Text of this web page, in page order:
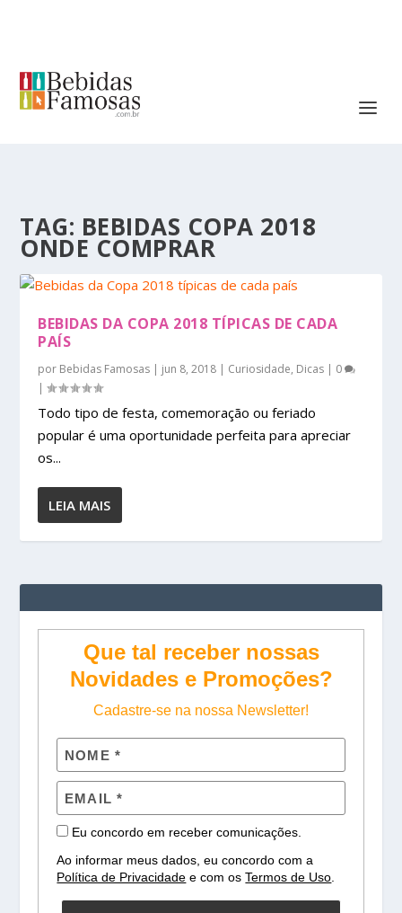
TAG: BEBIDAS COPA 2018
ONDE COMPRAR
BEBIDAS DA COPA 2018 TÍPICAS DE CADA
PAÍS
por Bebidas Famosas | jun 8, 2018 | Curiosidade, Dicas | 0
|
Todo tipo de festa, comemoração ou feriado
popular é uma oportunidade perfeita para apreciar
os...
LEIA MAIS
Que tal receber nossas
Novidades e Promoções?
Cadastre-se na nossa Newsletter!
Eu concordo em receber comunicações.
Ao informar meus dados, eu concordo com a
Política de Privacidade e com osTermos de Uso